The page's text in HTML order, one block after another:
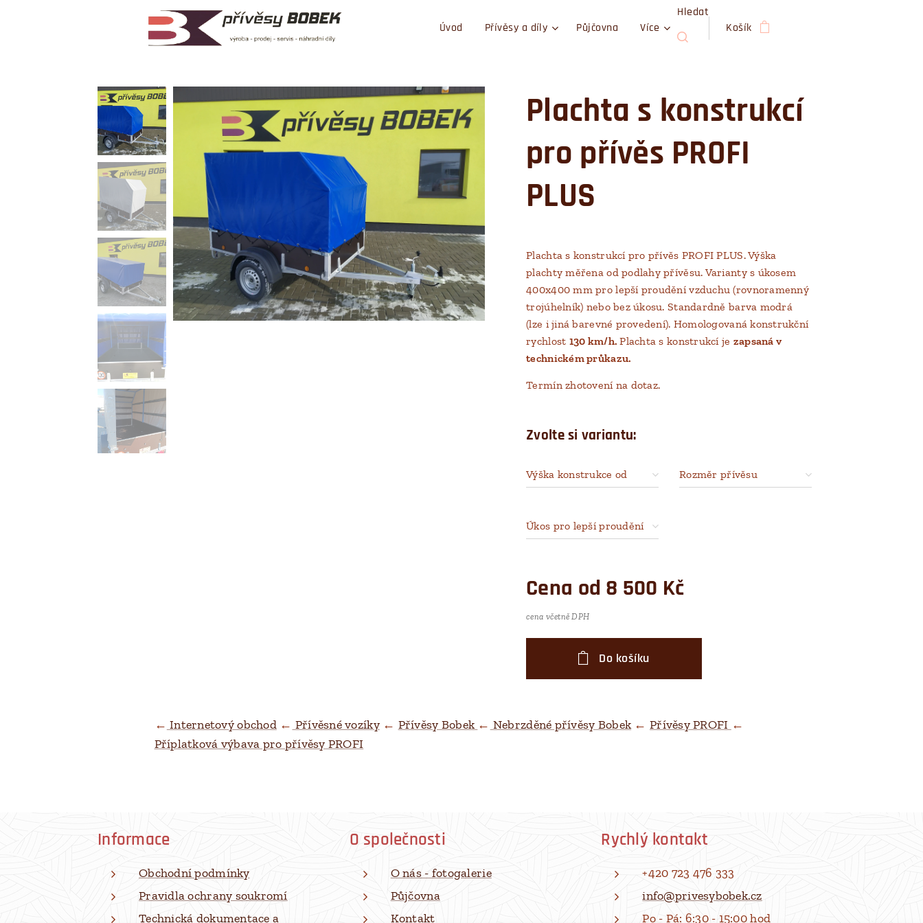
Úvod Přívěsy a díly Půjčovna Více
Hledat
Košík
Plachta s konstrukcí
pro přívěs PROFI
PLUS
Plachta s konstrukcí pro přívěs PROFI PLUS. Výška
plachty měřena od podlahy přívěsu. Varianty s úkosem
400x400 mm pro lepší proudění vzduchu (rovnoramenný
trojúhelník) nebo bez úkosu. Standardně barva modrá
(lze i jiná barevné provedení). Homologovaná konstrukční
rychlost 130 km/h.Plachta s konstrukcí je zapsaná v
technickém průkazu.
Termín zhotovení na dotaz.
Zvolte si variantu:
Výška konstrukce od
Rozměr přívěsu
Úkos pro lepší proudění
Cena od 8 500 Kč
cena včetně DPH
Do košíku
← Internetový obchod← Přívěsné vozíky← Přívěsy Bobek ← Nebrzděné přívěsy Bobek← Přívěsy PROFI ←
Příplatková výbava pro přívěsy PROFI
Informace
Obchodní podmínky
Pravidla ochrany soukromí
Technická dokumentace a
O společnosti
O nás - fotogalerie
Půjčovna
Kontakt
Rychlý kontakt
+420 723 476 333
info@privesybobek.cz
Po - Pá: 6:30 - 15:00 hod